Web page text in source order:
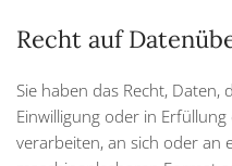
Recht auf
Sie haben das Recht,
Einwilligung oder in
verarbeiten, an sich oder an